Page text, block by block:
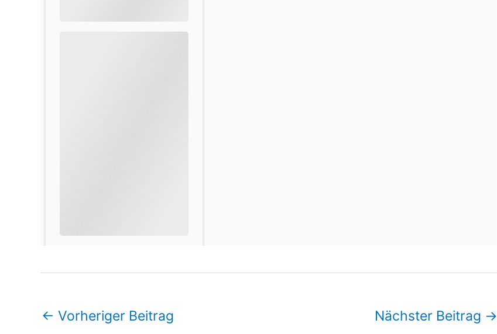
← Vorheriger Beitrag Nächster Beitrag →